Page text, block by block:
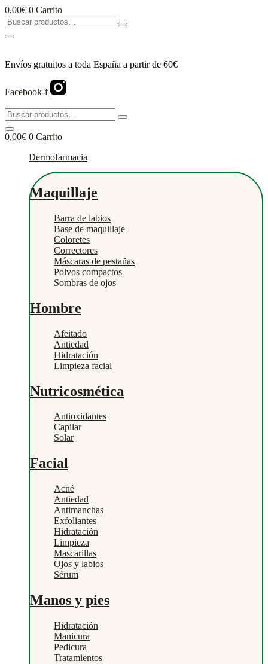
Ir
al
contenido
0,00€ 0 Carrito
Buscar
productos…
Envíos gratuitos a toda España a partir de 60€
Facebook-f
Buscar
productos…
0,00€ 0 Carrito
Dermofarmacia
Maquillaje
Barra de labios
Base de maquillaje
Coloretes
Correctores
Máscaras de pestañas
Polvos compactos
Sombras de ojos
Hombre
Afeitado
Antiedad
Hidratación
Limpieza facial
Nutricosmética
Antioxidantes
Capilar
Solar
Facial
Acné
Antiedad
Antimanchas
Exfoliantes
Hidratación
Limpieza
Mascarillas
Ojos y labios
Sérum
Manos y pies
Hidratación
Manicura
Pedicura
Tratamientos